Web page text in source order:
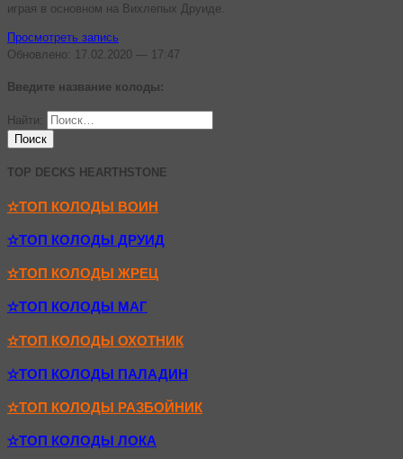
играя в основном на Вихлепых Друиде.
Просмотреть запись
Обновлено: 17.02.2020 — 17:47
Введите название колоды:
Найти:
TOP DECKS HEARTHSTONE
✫ТОП КОЛОДЫ ВОИН
✫ТОП КОЛОДЫ ДРУИД
✫ТОП КОЛОДЫ ЖРЕЦ
✫ТОП КОЛОДЫ МАГ
✫ТОП КОЛОДЫ ОХОТНИК
✫ТОП КОЛОДЫ ПАЛАДИН
✫ТОП КОЛОДЫ РАЗБОЙНИК
✫ТОП КОЛОДЫ ЛОКА